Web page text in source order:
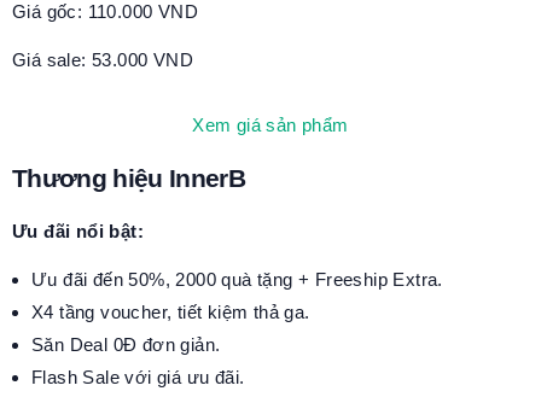
Giá gốc: 110.000 VND
Giá sale: 53.000 VND
Xem giá sản phẩm
Thương hiệu InnerB
Ưu đãi nổi bật:
Ưu đãi đến 50%, 2000 quà tặng + Freeship Extra.
X4 tầng voucher, tiết kiệm thả ga.
Săn Deal 0Đ đơn giản.
Flash Sale với giá ưu đãi.